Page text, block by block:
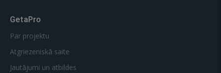
GetaPro
Par projektu
Atgriezeniskā saite
Jautājumi un atbildes